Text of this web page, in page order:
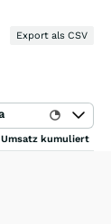
Export als CSV
Umsatz kumuliert